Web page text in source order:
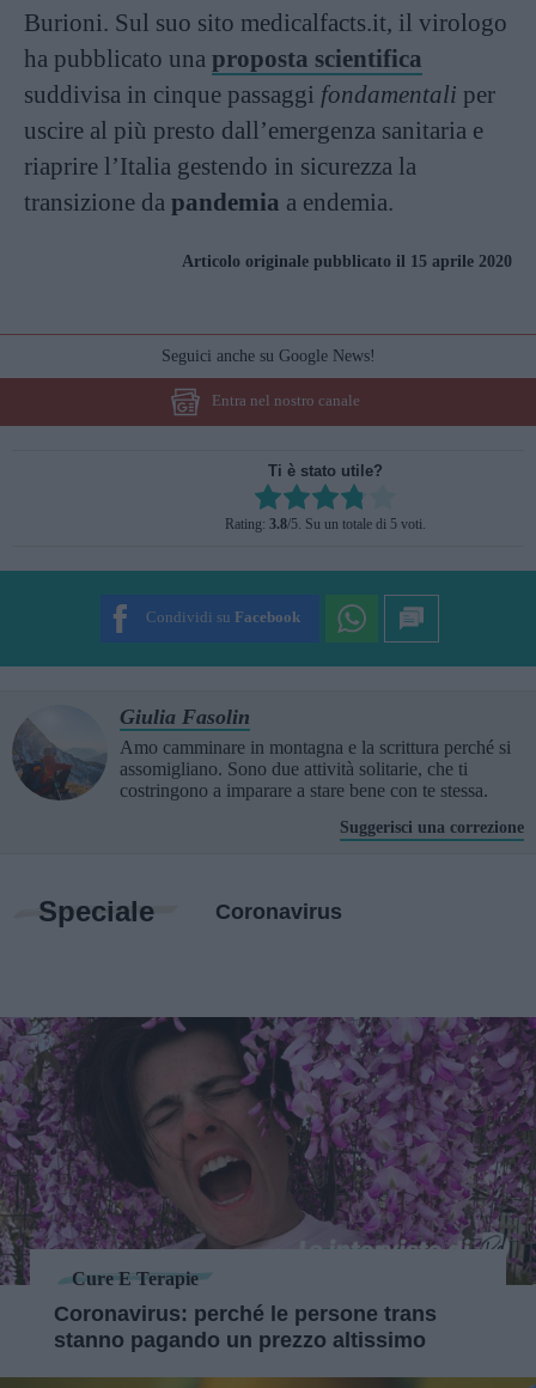
Burioni. Sul suo sito medicalfacts.it, il virologo
ha pubblicato una proposta scientifica
suddivisa in cinque passaggi fondamentali per
uscire al più presto dall’emergenza sanitaria e
riaprire l’Italia gestendo in sicurezza la
transizione da pandemia a endemia.
Articolo originale pubblicato il 15 aprile 2020
Seguici anche su Google News!
Entra nel nostro canale
Ti è stato utile?
Rate this item:
SUBMIT RATING
Rating: 3.8/5. Su un totale di 5 voti.
Condividi su Facebook
Giulia Fasolin
Amo camminare in montagna e la scrittura perché si
assomigliano. Sono due attività solitarie, che ti
costringono a imparare a stare bene con te stessa.
Suggerisci una correzione
Speciale Coronavirus
Cure E Terapie
Coronavirus: perché le persone trans
stanno pagando un prezzo altissimo